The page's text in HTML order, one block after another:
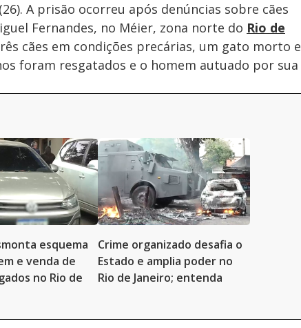
A prisão ocorreu após denúncias sobre cães
Fernandes, no Méier, zona norte do Rio de
cães em condições precárias, um gato morto e
foram resgatados e o homem autuado por sua
esquema
e venda de
no Rio de
Crime organizado desafia o
Estado e amplia poder no
Rio de Janeiro; entenda